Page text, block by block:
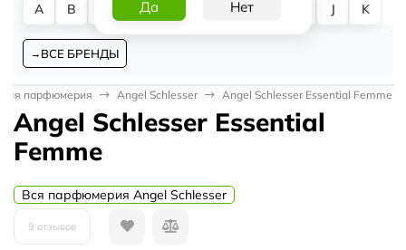
A B D G J K
ВСЕ БРЕНДЫ
парфюмерия Angel Schlesser Angel Schlesser Essential Femme
Angel Schlesser Essential
Femme
Вся парфюмерия Angel Schlesser
9 отзывов